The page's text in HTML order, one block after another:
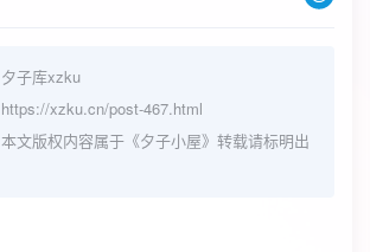
夕子库xzku
https://xzku.cn/post-467.html
本文版权内容属于《夕子小屋》转载请标明出